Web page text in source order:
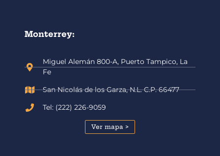
Monterrey:
Miguel Alemán 800-A, Puerto Tampico, La
Fe
San Nicolás de los Garza, N.L. C.P. 66477
Tel: (222) 226-9059
Ver mapa >